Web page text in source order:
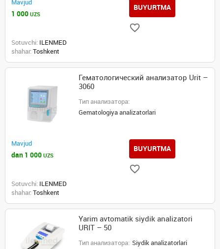
Mavjud
1 000 UZS
BUYURTMA
Sotuvchi: ILENMED
shahar: Toshkent
Гематологический анализатор Urit –
3060
Тип анализатора:
Gematologiya analizatorlari
Mavjud
dan 1 000 UZS
BUYURTMA
Sotuvchi: ILENMED
shahar: Toshkent
Yarim avtomatik siydik analizatori
URIT – 50
Тип анализатора: Siydik analizatorlari